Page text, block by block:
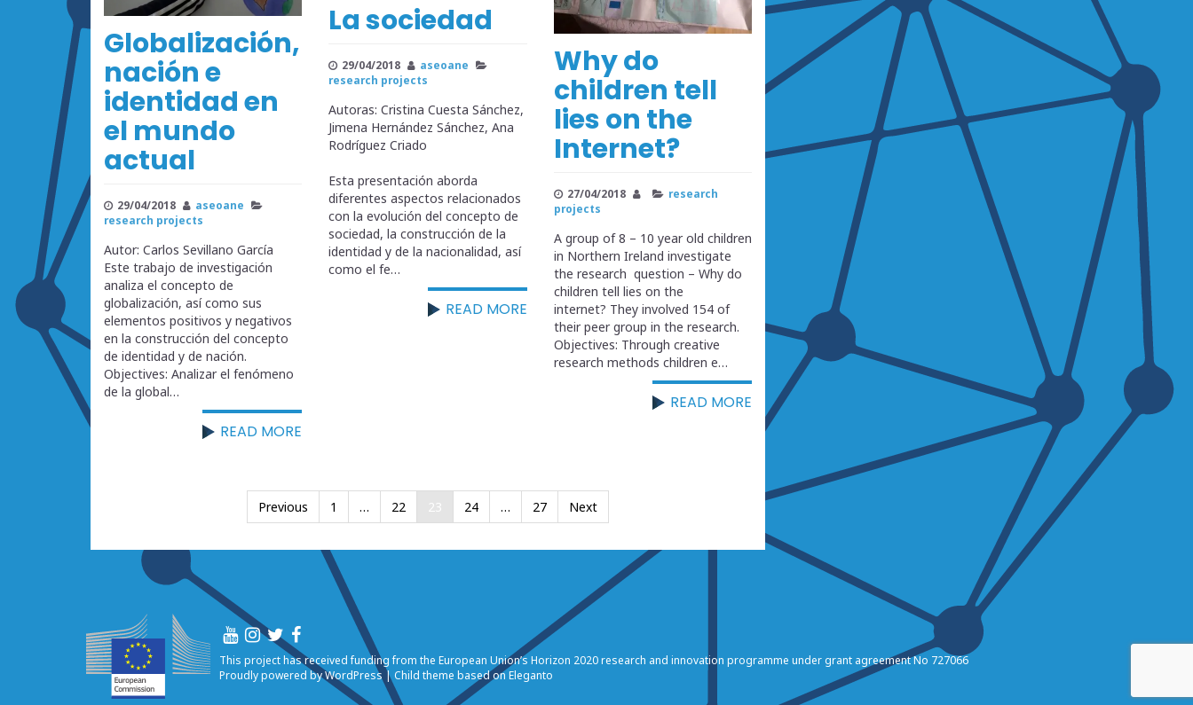
Globalización,
nación e
identidad en
el mundo
actual
29/04/2018
aseoane
research projects
Autor: Carlos Sevillano García
Este trabajo de investigación
analiza el concepto de
globalización, así como sus
elementos positivos y negativos
en la construcción del concepto
de identidad y de nación.
Objectives: Analizar el fenómeno
de la global…
READ MORE
La sociedad
29/04/2018
aseoane
research projects
Autoras: Cristina Cuesta Sánchez,
Jimena Hernández Sánchez, Ana
Rodríguez Criado
Esta presentación aborda
diferentes aspectos relacionados
con la evolución del concepto de
sociedad, la construcción de la
identidad y de la nacionalidad, así
como el fe…
READ MORE
Why do
children tell
lies on the
Internet?
27/04/2018
research
projects
A group of 8 – 10 year old children
in Northern Ireland investigate
the research question – Why do
children tell lies on the
internet? They involved 154 of
their peer group in the research.
Objectives: Through creative
research methods children e…
READ MORE
pagination
Previous 1 … 22 23 24 … 27 Next
This project has received funding from the European Union’s Horizon 2020 research and innovation programme under grant agreement No 727066
Proudly powered byWordPress |Child theme based onEleganto